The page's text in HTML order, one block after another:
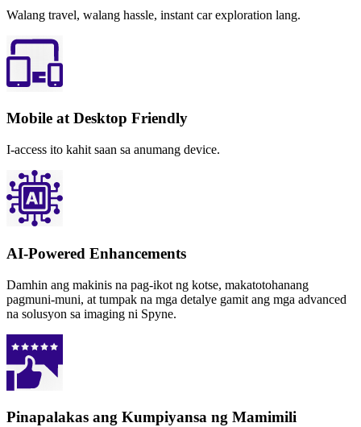
Walang travel, walang hassle, instant car exploration lang.
Mobile at Desktop Friendly
I-access ito kahit saan sa anumang device.
AI-Powered Enhancements
Damhin ang makinis na pag-ikot ng kotse, makatotohanang
pagmuni-muni, at tumpak na mga detalye gamit ang mga advanced
na solusyon sa imaging ni Spyne.
Pinapalakas ang Kumpiyansa ng Mamimili